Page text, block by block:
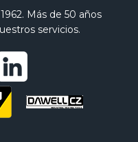
Más de 50 años
servicios.